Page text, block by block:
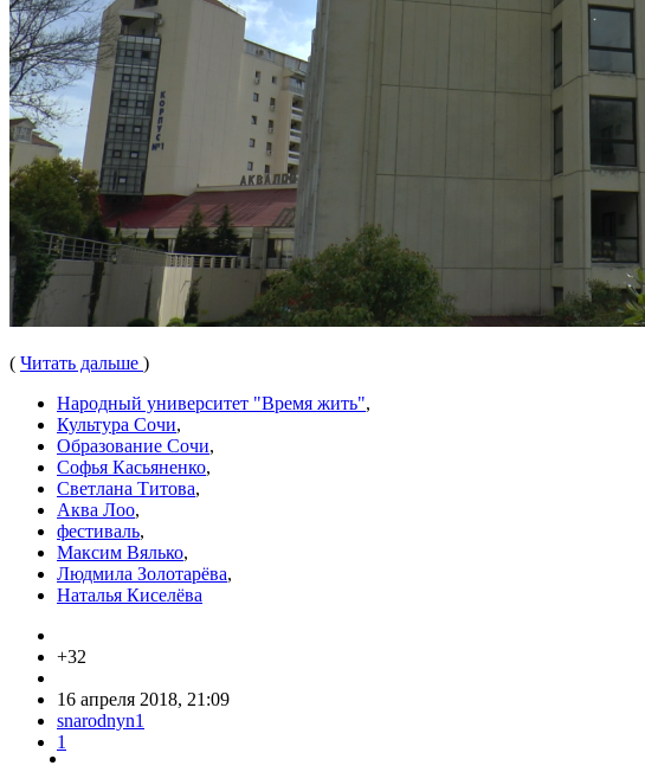
( Читать дальше )
Народный университет "Время жить",
Культура Сочи,
Образование Сочи,
Софья Касьяненко,
Светлана Титова,
Аква Лоо,
фестиваль,
Максим Вялько,
Людмила Золотарёва,
Наталья Киселёва
+32
16 апреля 2018, 21:09
snarodnyn1
1